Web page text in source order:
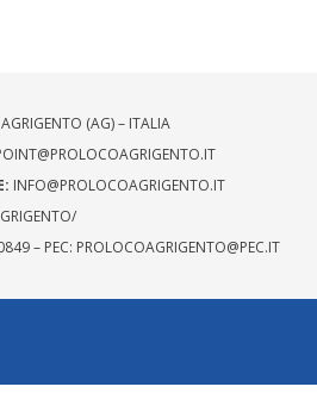
(AG) – ITALIA
INFO@PROLOCOAGRIGENTO.IT
– PEC: PROLOCOAGRIGENTO@PEC.IT